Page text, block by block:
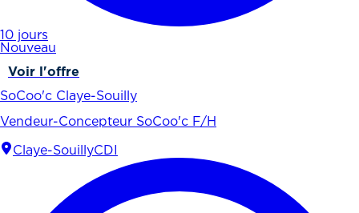
10 jours
Nouveau
Voir l'offre
SoCoo'c Claye-Souilly
Vendeur-Concepteur SoCoo'c F/H
Claye-SouillyCDI